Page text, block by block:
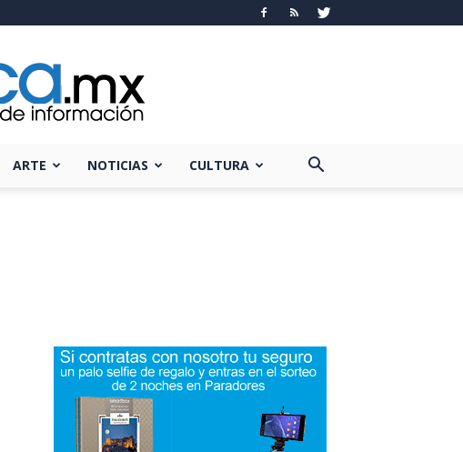
ARTE NOTICIAS CULTURA